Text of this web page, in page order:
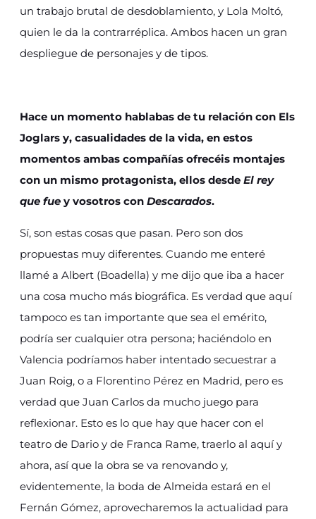
un trabajo brutal de desdoblamiento, y Lola Moltó,
quien le da la contrarréplica. Ambos hacen un gran
despliegue de personajes y de tipos.
Hace un momento hablabas de tu relación con Els
Joglars y, casualidades de la vida, en estos
momentos ambas compañías ofrecéis montajes
con un mismo protagonista, ellos desde El rey
que fue y vosotros con Descarados.
Sí, son estas cosas que pasan. Pero son dos
propuestas muy diferentes. Cuando me enteré
llamé a Albert (Boadella) y me dijo que iba a hacer
una cosa mucho más biográfica. Es verdad que aquí
tampoco es tan importante que sea el emérito,
podría ser cualquier otra persona; haciéndolo en
Valencia podríamos haber intentado secuestrar a
Juan Roig, o a Florentino Pérez en Madrid, pero es
verdad que Juan Carlos da mucho juego para
reflexionar. Esto es lo que hay que hacer con el
teatro de Dario y de Franca Rame, traerlo al aquí y
ahora, así que la obra se va renovando y,
evidentemente, la boda de Almeida estará en el
Fernán Gómez, aprovecharemos la actualidad para